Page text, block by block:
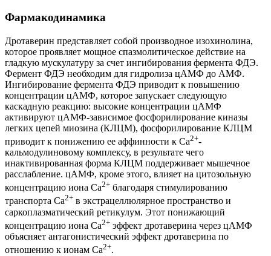
Фармакодинамика
Дротаверин представляет собой производное изохинолина,
которое проявляет мощное спазмолитическое действие на
гладкую мускулатуру за счет ингибирования фермента ФДЭ.
Фермент ФДЭ необходим для гидролиза цАМФ до АМФ.
Ингибирование фермента ФДЭ приводит к повышению
концентрации цАМФ, которое запускает следующую
каскадную реакцию: высокие концентрации цАМФ
активируют цАМФ-зависимое фосфорилирование киназы
легких цепей миозина (КЛЦМ), фосфорилирование КЛЦМ
приводит к понижению ее аффинности к Ca2+-
кальмодулиновому комплексу, в результате чего
инактивированная форма КЛЦМ поддерживает мышечное
расслабление. цАМФ, кроме этого, влияет на цитозольную
концентрацию иона Ca2+ благодаря стимулированию
транспорта Ca2+ в экстрацеллюлярное пространство и
саркоплазматический ретикулум. Этот понижающий
концентрацию иона Ca2+ эффект дротаверина через цАМФ
объясняет антагонистический эффект дротаверина по
отношению к ионам Ca2+.